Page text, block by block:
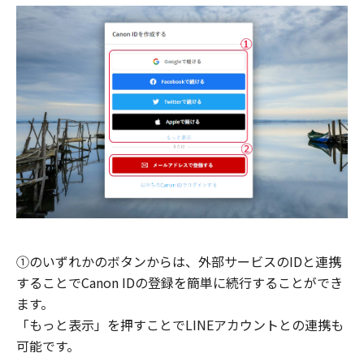
①のいずれかのボタンからは、外部サービスのIDと連携
することでCanon IDの登録を簡単に続行することができ
ます。
「もっと表示」を押すことでLINEアカウントとの連携も
可能です。